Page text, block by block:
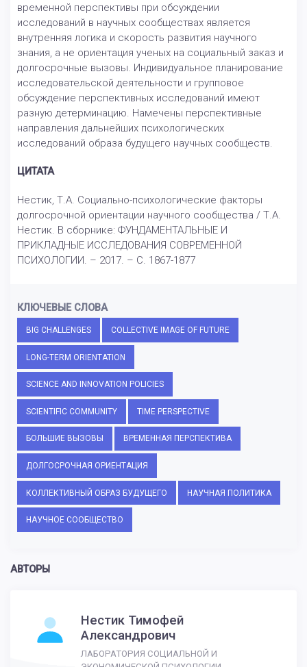
временной перспективы при обсуждении
исследований в научных сообществах является
внутренняя логика и скорость развития научного
знания, а не ориентация ученых на социальный заказ и
долгосрочные вызовы. Индивидуальное планирование
исследовательской деятельности и групповое
обсуждение перспективных исследований имеют
разную детерминацию. Намечены перспективные
направления дальнейших психологических
исследований образа будущего научных сообществ.
ЦИТАТА
Нестик, Т.А. Социально-психологические факторы
долгосрочной ориентации научного сообщества / Т.А.
Нестик. В сборнике: ФУНДАМЕНТАЛЬНЫЕ И
ПРИКЛАДНЫЕ ИССЛЕДОВАНИЯ СОВРЕМЕННОЙ
ПСИХОЛОГИИ. – 2017. – С. 1867-1877
КЛЮЧЕВЫЕ СЛОВА
BIG CHALLENGES COLLECTIVE IMAGE OF FUTURE
LONG-TERM ORIENTATION
SCIENCE AND INNOVATION POLICIES
SCIENTIFIC COMMUNITY TIME PERSPECTIVE
БОЛЬШИЕ ВЫЗОВЫ ВРЕМЕННАЯ ПЕРСПЕКТИВА
ДОЛГОСРОЧНАЯ ОРИЕНТАЦИЯ
КОЛЛЕКТИВНЫЙ ОБРАЗ БУДУЩЕГО НАУЧНАЯ ПОЛИТИКА
НАУЧНОЕ СООБЩЕСТВО
АВТОРЫ
Нестик Тимофей
Александрович
ЛАБОРАТОРИЯ СОЦИАЛЬНОЙ И